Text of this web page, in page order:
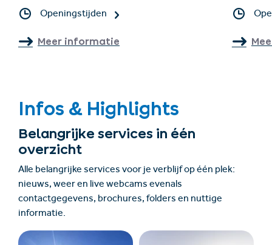
Openingstijden
Meer informatie
Infos & Highlights
Belangrijke services in één
overzicht
Alle belangrijke services voor je verblijf op één plek:
nieuws, weer en live webcams evenals
contactgegevens, brochures, folders en nuttige
informatie.